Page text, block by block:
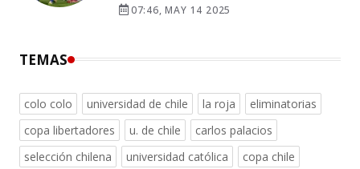
07:46, MAY 14 2025
TEMAS
colo colo universidad de chile la roja
eliminatorias
copa libertadores
u. de chile
carlos palacios
selección chilena
universidad católica
copa chile